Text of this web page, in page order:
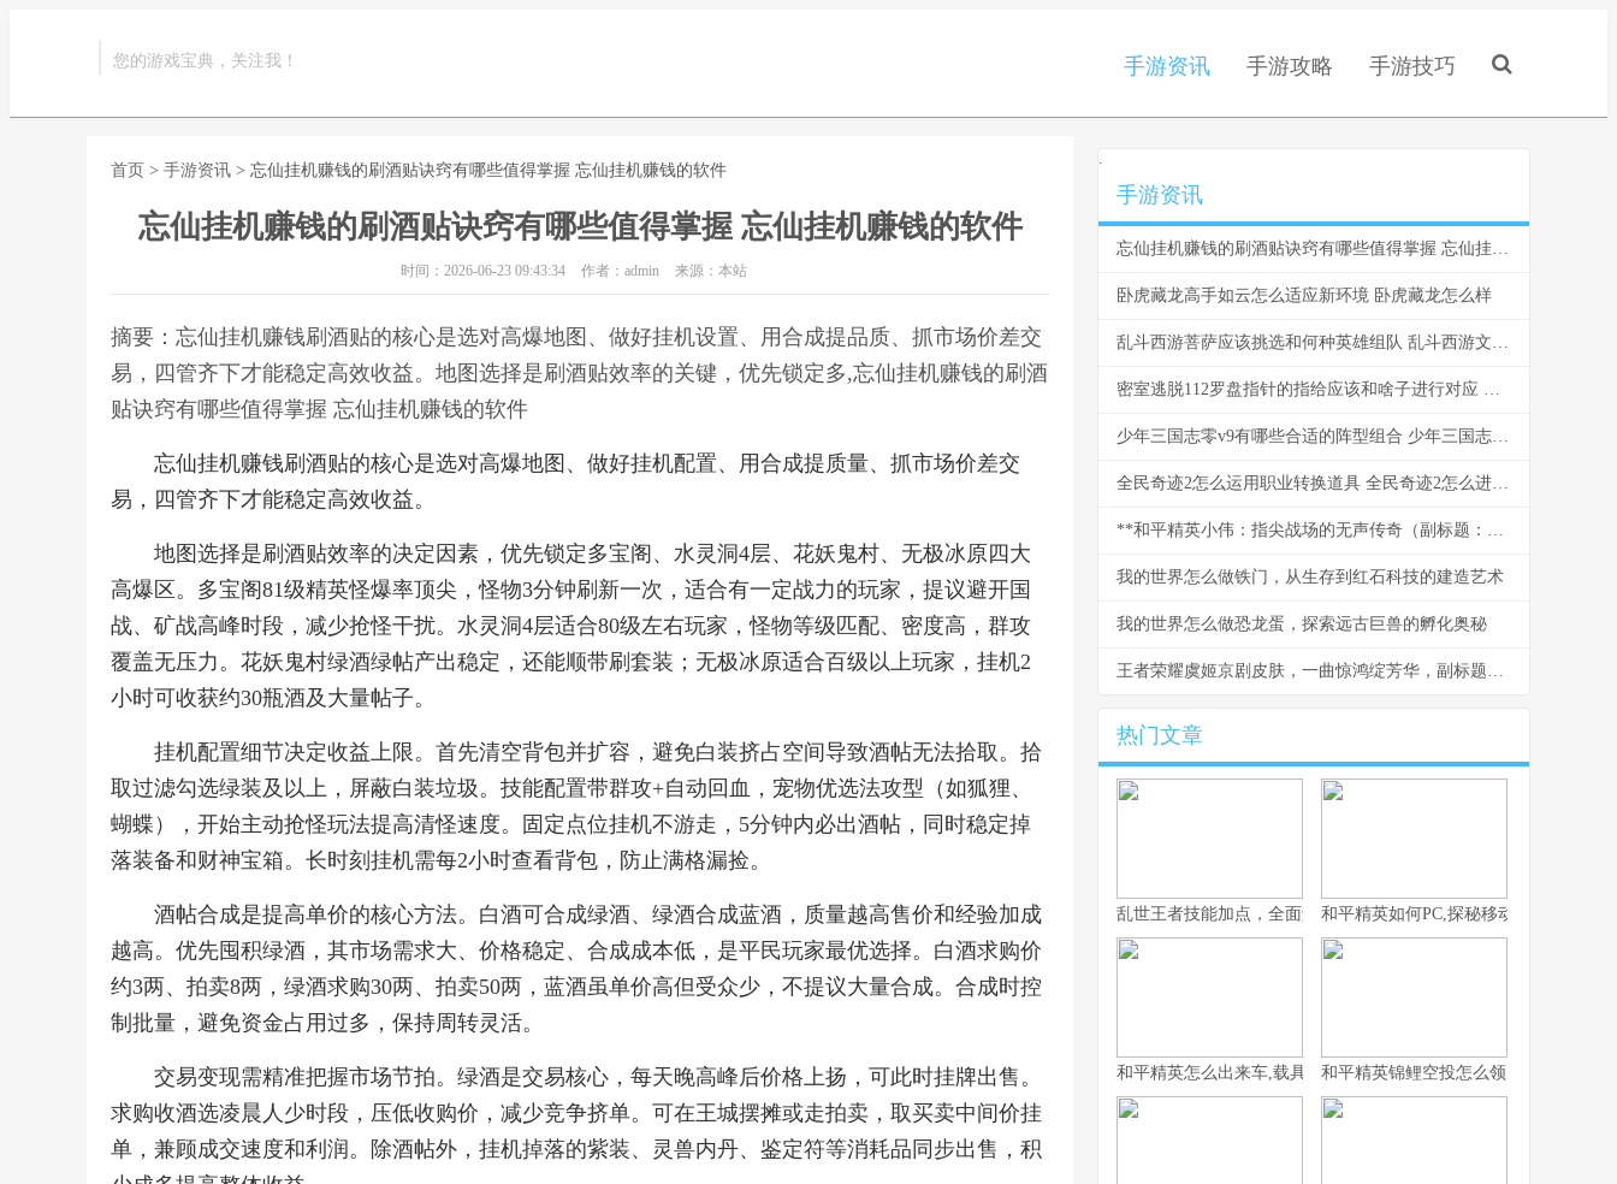
您的游戏宝典，关注我！ 手游资讯 手游攻略 手游技巧
首页 > 手游资讯 > 忘仙挂机赚钱的刷酒贴诀窍有哪些值得掌握 忘仙挂机赚钱的软件
忘仙挂机赚钱的刷酒贴诀窍有哪些值得掌握 忘仙挂机赚钱的软件
时间：2026-06-23 09:43:34 作者：admin 来源：本站
摘要：忘仙挂机赚钱刷酒贴的核心是选对高爆地图、做好挂机设置、用合成提品质、抓市场价差交
易，四管齐下才能稳定高效收益。地图选择是刷酒贴效率的关键，优先锁定多,忘仙挂机赚钱的刷酒
贴诀窍有哪些值得掌握 忘仙挂机赚钱的软件
忘仙挂机赚钱刷酒贴的核心是选对高爆地图、做好挂机配置、用合成提质量、抓市场价差交
易，四管齐下才能稳定高效收益。
地图选择是刷酒贴效率的决定因素，优先锁定多宝阁、水灵洞4层、花妖鬼村、无极冰原四大
高爆区。多宝阁81级精英怪爆率顶尖，怪物3分钟刷新一次，适合有一定战力的玩家，提议避开国
战、矿战高峰时段，减少抢怪干扰。水灵洞4层适合80级左右玩家，怪物等级匹配、密度高，群攻
覆盖无压力。花妖鬼村绿酒绿帖产出稳定，还能顺带刷套装；无极冰原适合百级以上玩家，挂机2
小时可收获约30瓶酒及大量帖子。
挂机配置细节决定收益上限。首先清空背包并扩容，避免白装挤占空间导致酒帖无法拾取。拾
取过滤勾选绿装及以上，屏蔽白装垃圾。技能配置带群攻+自动回血，宠物优选法攻型（如狐狸、
蝴蝶），开始主动抢怪玩法提高清怪速度。固定点位挂机不游走，5分钟内必出酒帖，同时稳定掉
落装备和财神宝箱。长时刻挂机需每2小时查看背包，防止满格漏捡。
酒帖合成是提高单价的核心方法。白酒可合成绿酒、绿酒合成蓝酒，质量越高售价和经验加成
越高。优先囤积绿酒，其市场需求大、价格稳定、合成成本低，是平民玩家最优选择。白酒求购价
约3两、拍卖8两，绿酒求购30两、拍卖50两，蓝酒虽单价高但受众少，不提议大量合成。合成时控
制批量，避免资金占用过多，保持周转灵活。
交易变现需精准把握市场节拍。绿酒是交易核心，每天晚高峰后价格上扬，可此时挂牌出售。
求购收酒选凌晨人少时段，压低收购价，减少竞争挤单。可在王城摆摊或走拍卖，取买卖中间价挂
单，兼顾成交速度和利润。除酒帖外，挂机掉落的紫装、灵兽内丹、鉴定符等消耗品同步出售，积
.
手游资讯
忘仙挂机赚钱的刷酒贴诀窍有哪些值得掌握 忘仙挂机赚钱的软件
卧虎藏龙高手如云怎么适应新环境 卧虎藏龙怎么样
乱斗西游菩萨应该挑选和何种英雄组队 乱斗西游文殊菩萨
密室逃脱112罗盘指针的指给应该和啥子进行对应 密室逃脱1112关
少年三国志零v9有哪些合适的阵型组合 少年三国志零布阵篇怎么过
全民奇迹2怎么运用职业转换道具 全民奇迹2怎么进不去
**和平精英小伟：指尖战场的无声传奇（副标题：一个ID背后的战术世界）**
我的世界怎么做铁门，从生存到红石科技的建造艺术
我的世界怎么做恐龙蛋，探索远古巨兽的孵化奥秘
王者荣耀虞姬京剧皮肤，一曲惊鸿绽芳华，副标题，方寸舞台上的箭影国风
热门文章
乱世王者技能加点，全面解析核心技能选择策略
和平精英如何PC,探秘移动竞技的桌面
和平精英怎么出来车,载具召唤的艺术与战术和平精英锦鲤空投怎么领，附幸运获取